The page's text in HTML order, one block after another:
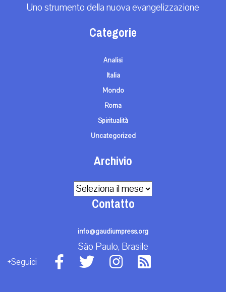
Uno strumento della nuova evangelizzazione
Categorie
Analisi
Italia
Mondo
Roma
Spiritualità
Uncategorized
Archivio
Archivio
Contatto
info@gaudiumpress.org
São Paulo, Brasile
+Seguici